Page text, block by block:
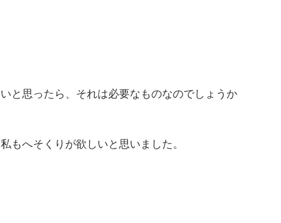
と思ったら、それは必要なものなのでしょうか
もへそくりが欲しいと思いました。